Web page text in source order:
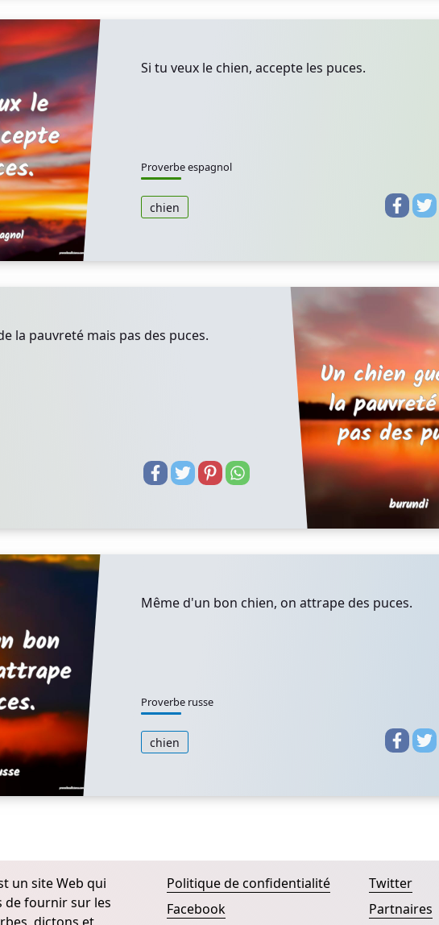
Si tu veux le chien, accepte les puces.
Proverbe espagnol
chien
la pauvreté mais pas des puces.
Même d'un bon chien, on attrape des puces.
Proverbe russe
chien
un site Web qui
de fournir sur les
Politique de confidentialité
Facebook
Twitter
Partnaires